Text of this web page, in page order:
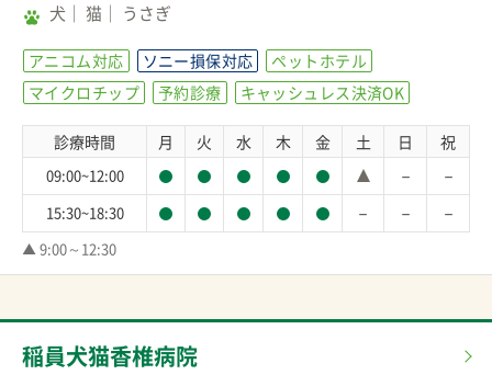
犬 猫 うさぎ
アニコム対応 ソニー損保対応
ペットホテル
マイクロチップ
予約診療 キャッシュレス決済OK
診療時間 月 火 水 木 金 土 日 祝
09:00~12:00 － －
15:30~18:30 － － －
▲ 9:00～12:30
稲員犬猫香椎病院